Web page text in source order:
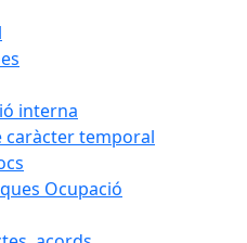
interna
caràcter temporal
Ocupació